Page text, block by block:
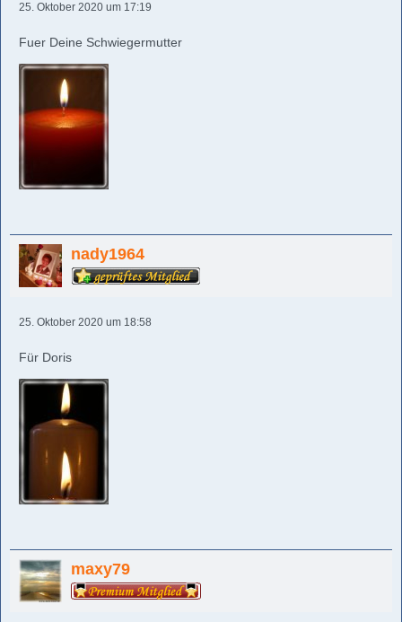
25. Oktober 2020 um 17:19
Fuer Deine Schwiegermutter
nady1964
25. Oktober 2020 um 18:58
Für Doris
maxy79